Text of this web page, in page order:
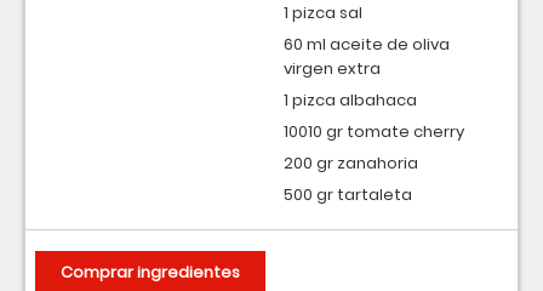
1 pizca sal
60 ml aceite de oliva
virgen extra
1 pizca albahaca
10010 gr tomate cherry
200 gr zanahoria
500 gr tartaleta
Comprar ingredientes